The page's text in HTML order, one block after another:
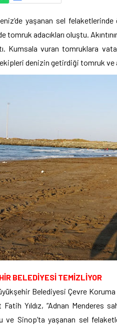
yaşanan sel
tomruk adacıkları oluştu.
Kumsala vuran tomruklara
denizin getirdiği tomruk ve
BELEDİYESİ TEMİZLİYOR
Belediyesi Çevre
Fatih Yıldız, “Adnan Menderes
ve Sinop’ta yaşanan sel